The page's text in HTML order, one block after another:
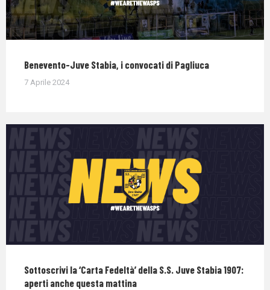
Benevento-Juve Stabia, i convocati di Pagliuca
7 Aprile 2024
Sottoscrivi la ‘Carta Fedeltà’ della S.S. Juve Stabia 1907:
aperti anche questa mattina